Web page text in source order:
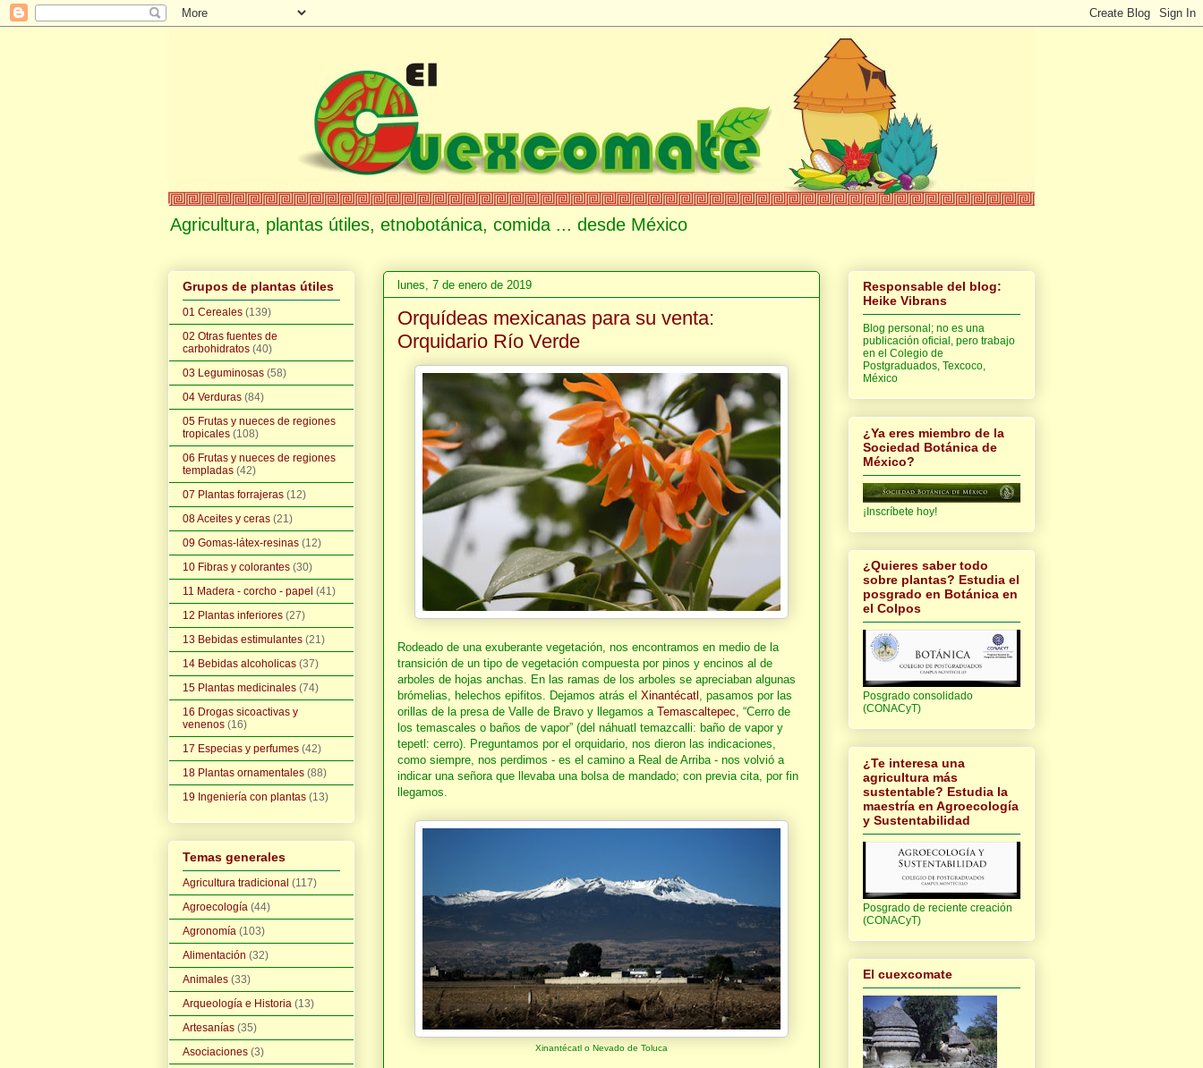
Agricultura, plantas útiles, etnobotánica, comida ... desde México
lunes, 7 de enero de 2019
Orquídeas mexicanas para su venta:
Orquidario Río Verde
Rodeado de una exuberante vegetación, nos encontramos en medio de la
transición de un tipo de vegetación compuesta por pinos y encinos al de
arboles de hojas anchas. En las ramas de los arboles se apreciaban algunas
brómelias, helechos epifitos. Dejamos atrás el Xinantécatl , pasamos por las
orillas de la presa de Valle de Bravo y llegamos a Temascaltepec, “Cerro de
los temascales o baños de vapor” (del náhuatl temazcalli: baño de vapor y
tepetl: cerro). Preguntamos por el orquidario, nos dieron las indicaciones,
como siempre, nos perdimos - es el camino a Real de Arriba - nos volvió a
indicar una señora que llevaba una bolsa de mandado; con previa cita, por fin
llegamos.
Xinantécatl o Nevado de Toluca
Grupos de plantas útiles
01 Cereales (139)
02 Otras fuentes de
carbohidratos (40)
03 Leguminosas (58)
04 Verduras (84)
05 Frutas y nueces de regiones
tropicales (108)
06 Frutas y nueces de regiones
templadas (42)
07 Plantas forrajeras (12)
08 Aceites y ceras (21)
09 Gomas-látex-resinas (12)
10 Fibras y colorantes (30)
11 Madera - corcho - papel (41)
12 Plantas inferiores (27)
13 Bebidas estimulantes (21)
14 Bebidas alcoholicas (37)
15 Plantas medicinales (74)
16 Drogas sicoactivas y
venenos (16)
17 Especias y perfumes (42)
18 Plantas ornamentales (88)
19 Ingeniería con plantas (13)
Temas generales
Agricultura tradicional (117)
Agroecología (44)
Agronomía (103)
Alimentación (32)
Animales (33)
Arqueología e Historia (13)
Artesanías (35)
Asociaciones (3)
Responsable del blog:
Heike Vibrans
Blog personal; no es una
publicación oficial, pero trabajo
en el Colegio de
Postgraduados, Texcoco,
México
¿Ya eres miembro de la
Sociedad Botánica de
México?
¡Inscríbete hoy!
¿Quieres saber todo
sobre plantas? Estudia el
posgrado en Botánica en
el Colpos
Posgrado consolidado
(CONACyT)
¿Te interesa una
agricultura más
sustentable? Estudia la
maestría en Agroecología
y Sustentabilidad
Posgrado de reciente creación
(CONACyT)
El cuexcomate